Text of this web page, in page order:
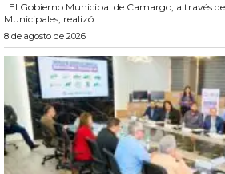
Municipales, realizó...
8 de agosto de 2026